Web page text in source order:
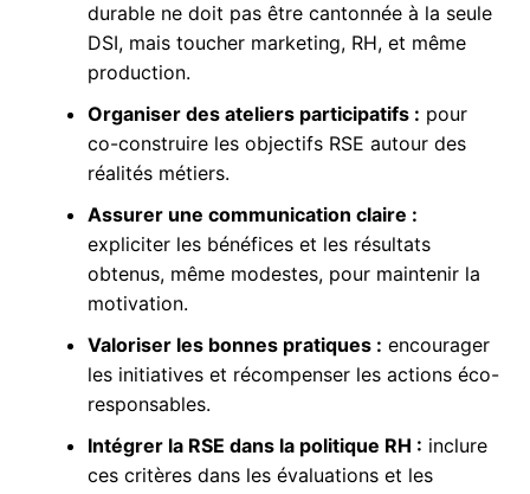
durable ne doit pas être cantonnée à la seule
DSI, mais toucher marketing, RH, et même
production.
Organiser des ateliers participatifs : pour
co-construire les objectifs RSE autour des
réalités métiers.
Assurer une communication claire :
expliciter les bénéfices et les résultats
obtenus, même modestes, pour maintenir la
motivation.
Valoriser les bonnes pratiques : encourager
les initiatives et récompenser les actions éco-
responsables.
Intégrer la RSE dans la politique RH : inclure
ces critères dans les évaluations et les